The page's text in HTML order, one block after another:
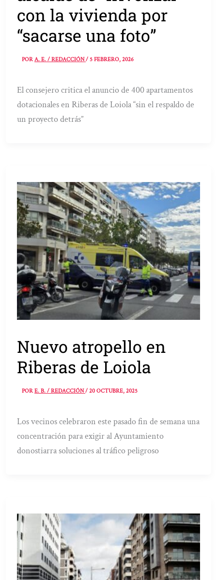
con la vivienda por
“sacarse una foto”
PORA. E. / REDACCIÓN/5 FEBRERO, 2026
El consejero critica el anuncio de 400 apartamentos
dotacionales en Riberas de Loiola “sin el respaldo de
un proyecto detrás”
Nuevo atropello en
Riberas de Loiola
PORE. B. / REDACCIÓN/20 OCTUBRE, 2025
Los vecinos celebraron este pasado fin de semana una
concentración para exigir al Ayuntamiento
donostiarra soluciones al tráfico peligroso